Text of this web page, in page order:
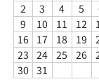
2
3 4 5
9
10 11 12
16
17 18 19
23
24 25 26
30
31